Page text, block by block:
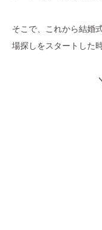
そこで、これから結婚
場探しをスタートした